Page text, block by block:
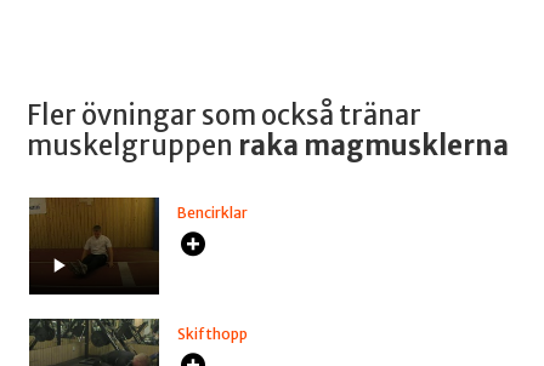
Fler övningar som också tränar
muskelgruppen raka magmusklerna
Bencirklar
Skifthopp